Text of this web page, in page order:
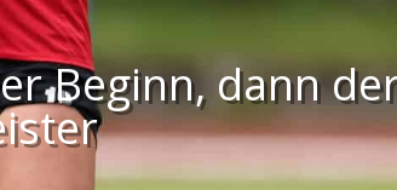
Beginn, dann